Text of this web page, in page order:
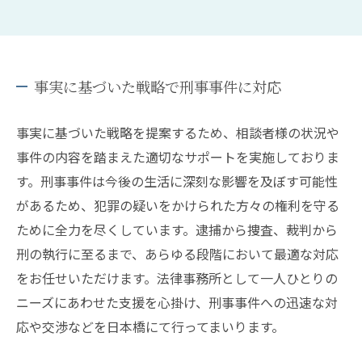
事実に基づいた戦略で刑事事件に対応
事実に基づいた戦略を提案するため、相談者様の状況や
事件の内容を踏まえた適切なサポートを実施しておりま
す。刑事事件は今後の生活に深刻な影響を及ぼす可能性
があるため、犯罪の疑いをかけられた方々の権利を守る
ために全力を尽くしています。逮捕から捜査、裁判から
刑の執行に至るまで、あらゆる段階において最適な対応
をお任せいただけます。法律事務所として一人ひとりの
ニーズにあわせた支援を心掛け、刑事事件への迅速な対
応や交渉などを日本橋にて行ってまいります。